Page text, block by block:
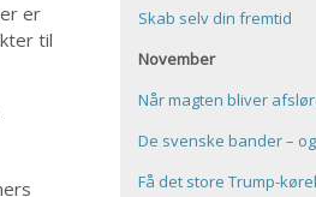
er
til
Skab selv din fremtid
November
Når magten bliver
De svenske bander –
Få det store Trump-